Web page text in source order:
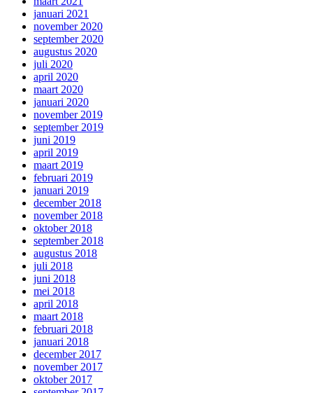
januari 2021
november 2020
september 2020
augustus 2020
juli 2020
april 2020
maart 2020
januari 2020
november 2019
september 2019
juni 2019
april 2019
maart 2019
februari 2019
januari 2019
december 2018
november 2018
oktober 2018
september 2018
augustus 2018
juli 2018
juni 2018
mei 2018
april 2018
maart 2018
februari 2018
januari 2018
december 2017
november 2017
oktober 2017